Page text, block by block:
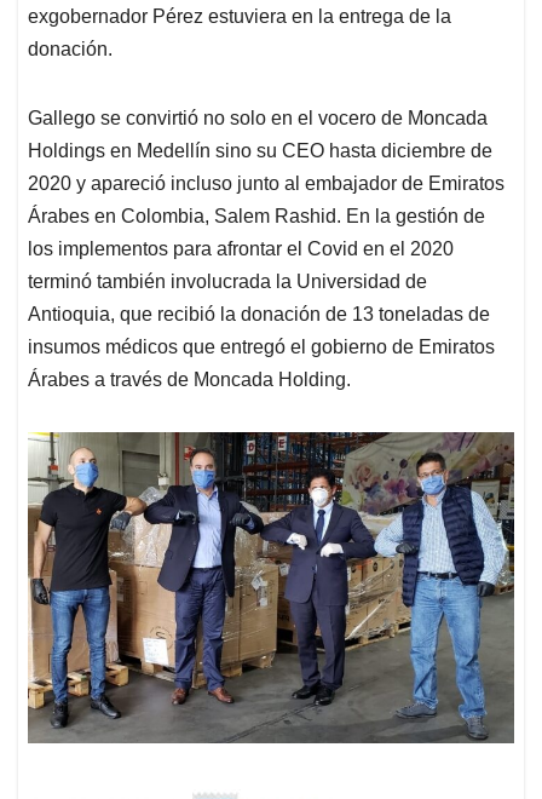
exgobernador Pérez estuviera en la entrega de la
donación.
Gallego se convirtió no solo en el vocero de Moncada
Holdings en Medellín sino su CEO hasta diciembre de
2020 y apareció incluso junto al embajador de Emiratos
Árabes en Colombia, Salem Rashid. En la gestión de
los implementos para afrontar el Covid en el 2020
terminó también involucrada la Universidad de
Antioquia, que recibió la donación de 13 toneladas de
insumos médicos que entregó el gobierno de Emiratos
Árabes a través de Moncada Holding.